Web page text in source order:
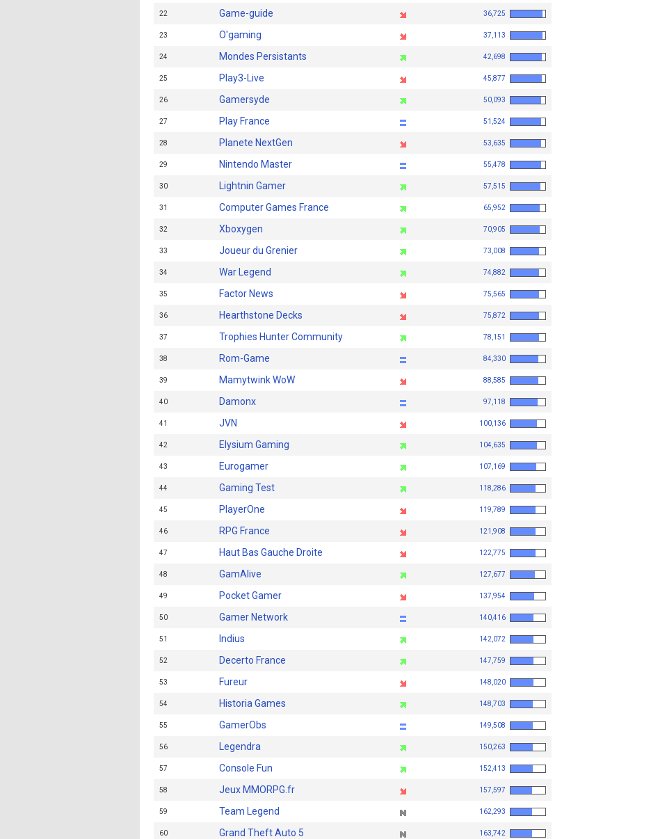
22 Game-guide 36,725
23 O'gaming 37,113
24 Mondes Persistants 42,698
25 Play3-Live 45,877
26 Gamersyde 50,093
27 Play France 51,524
28 Planete NextGen 53,635
29 Nintendo Master 55,478
30 Lightnin Gamer 57,515
31 Computer Games France 65,952
32 Xboxygen 70,905
33 Joueur du Grenier 73,008
34 War Legend 74,882
35 Factor News 75,565
36 Hearthstone Decks 75,872
37 Trophies Hunter Community 78,151
38 Rom-Game 84,330
39 Mamytwink WoW 88,585
40 Damonx 97,118
41 JVN 100,136
42 Elysium Gaming 104,635
43 Eurogamer 107,169
44 Gaming Test 118,286
45 PlayerOne 119,789
46 RPG France 121,908
47 Haut Bas Gauche Droite 122,775
48 GamAlive 127,677
49 Pocket Gamer 137,954
50 Gamer Network 140,416
51 Indius 142,072
52 Decerto France 147,759
53 Fureur 148,020
54 Historia Games 148,703
55 GamerObs 149,508
56 Legendra 150,263
57 Console Fun 152,413
58 Jeux MMORPG.fr 157,597
59 Team Legend 162,293
60 Grand Theft Auto 5 163,742